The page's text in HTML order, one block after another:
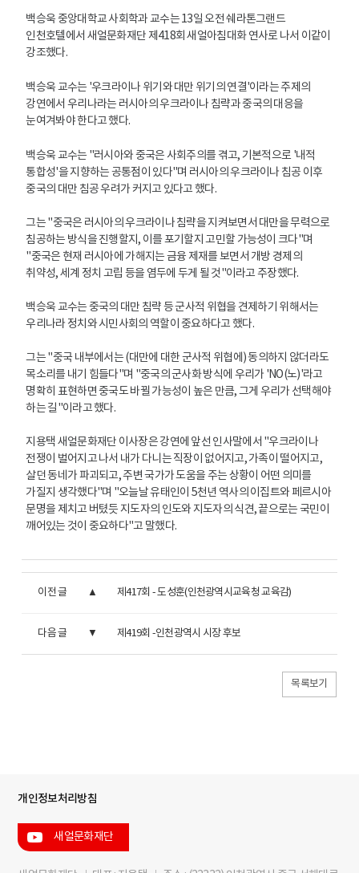
백승욱 중앙대학교 사회학과 교수는 13일 오전 쉐라톤그랜드
인천호텔에서 새얼문화재단 제418회 새얼아침대화 연사로 나서 이같이
강조했다.
백승욱 교수는 '우크라이나 위기와 대만 위기의 연결'이라는 주제의
강연에서 우리나라는 러시아의 우크라이나 침략과 중국의 대응을
눈여겨봐야 한다고 했다.
백승욱 교수는 "러시아와 중국은 사회주의를 겪고, 기본적으로 '내적
통합성'을 지향하는 공통점이 있다"며 러시아의 우크라이나 침공 이후
중국의 대만 침공 우려가 커지고 있다고 했다.
그는 "중국은 러시아의 우크라이나 침략을 지켜보면서 대만을 무력으로
침공하는 방식을 진행할지, 이를 포기할지 고민할 가능성이 크다"며
"중국은 현재 러시아에 가해지는 금융 제재를 보면서 개방 경제의
취약성, 세계 정치 고립 등을 염두에 두게 될 것"이라고 주장했다.
백승욱 교수는 중국의 대만 침략 등 군사적 위협을 견제하기 위해서는
우리나라 정치와 시민사회의 역할이 중요하다고 했다.
그는 "중국 내부에서는 (대만에 대한 군사적 위협에) 동의하지 않더라도
목소리를 내기 힘들다"며 "중국의 군사화 방식에 우리가 'NO(노)'라고
명확히 표현하면 중국도 바뀔 가능성이 높은 만큼, 그게 우리가 선택해야
하는 길"이라고 했다.
지용택 새얼문화재단 이사장은 강연에 앞선 인사말에서 "우크라이나
전쟁이 벌어지고 나서 내가 다니는 직장이 없어지고, 가족이 떨어지고,
살던 동네가 파괴되고, 주변 국가가 도움을 주는 상황이 어떤 의미를
가질지 생각했다"며 "오늘날 유태인이 5천년 역사의 이집트와 페르시아
문명을 제치고 버텼듯 지도자의 인도와 지도자의 식견, 끝으로는 국민이
깨어있는 것이 중요하다"고 말했다.
이전 글 제417회 - 도성훈(인천광역시교육청 교육감)
다음 글 제419회 -인천광역시 시장 후보
목록보기
개인정보처리방침
새얼문화재단